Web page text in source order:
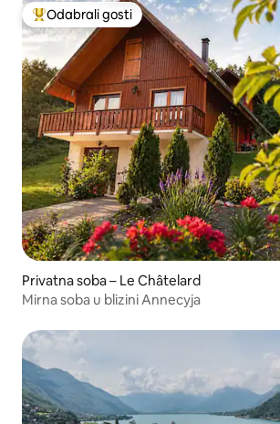
Među najviše rangiranima s oznakom
Odabrali gosti
Privatna soba – Le Châtelard
Mirna soba u blizini Annecyja